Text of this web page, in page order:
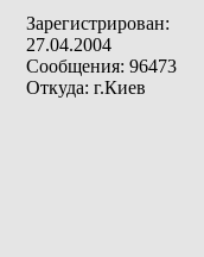
Зарегистрирован:
27.04.2004
Сообщения: 96473
Откуда: г.Киев